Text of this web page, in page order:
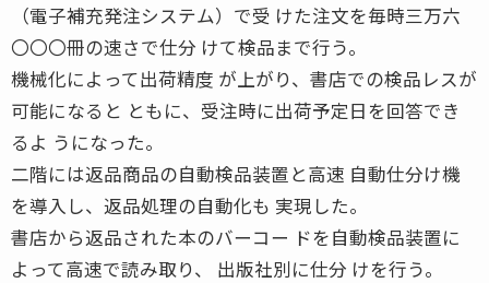
（電子補充発注システム）で受 けた注文を毎時三万六
〇〇〇冊の速さで仕分 けて検品まで行う。
機械化によって出荷精度 が上がり、書店での検品レスが
可能になると ともに、受注時に出荷予定日を回答でき
るよ うになった。
二階には返品商品の自動検品装置と高速 自動仕分け機
を導入し、返品処理の自動化も 実現した。
書店から返品された本のバーコー ドを自動検品装置に
よって高速で読み取り、 出版社別に仕分 けを行う。